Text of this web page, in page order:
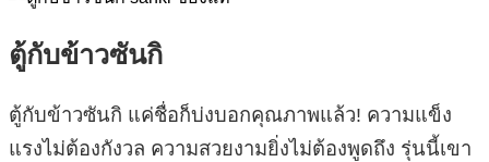
ตู้กับข้าวซันกิ
ตู้กับข้าวซันกิ แค่ชื่อก็บ่งบอกคุณภาพแล้ว! ความแข็ง
แรงไม่ต้องกังวล ความสวยงามยิ่งไม่ต้องพูดถึง รุ่นนี้เขา